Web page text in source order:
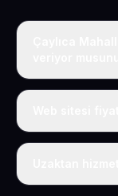
Evet, Çaylıca
Tek fiyat: yılda